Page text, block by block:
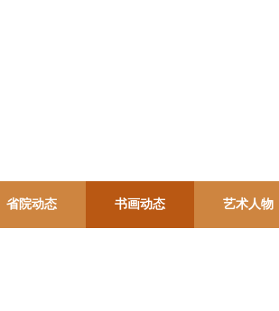
省院动态 书画动态 艺术人物